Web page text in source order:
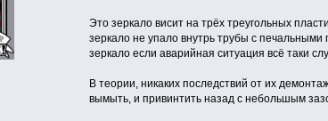
Это зеркало висит на трёх треугольных
зеркало не упало внутрь трубы с
зеркало если аварийная ситуация всё таки
В теории, никаких последствий от их
вымыть, и привинтить назад с небольшым